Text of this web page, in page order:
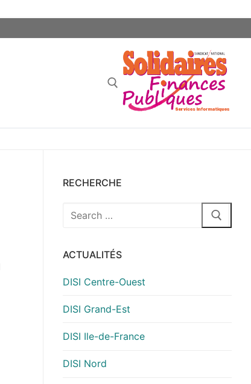
RECHERCHE
Rechercher
ACTUALITÉS
DISI Centre-Ouest
DISI Grand-Est
DISI Ile-de-France
DISI Nord